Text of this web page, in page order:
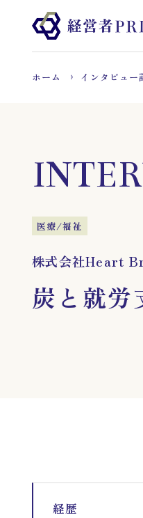
ホーム インタビュー
医療/福祉
株式会社Heart
炭と就労
経歴